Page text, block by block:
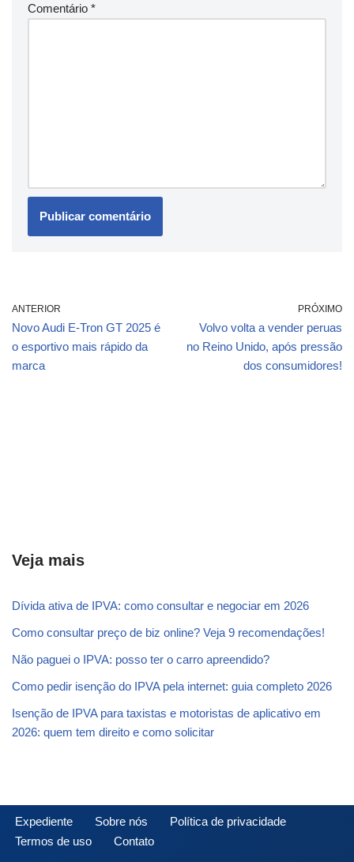
Comentário *
ANTERIOR
Novo Audi E-Tron GT 2025 é
o esportivo mais rápido da
marca
PRÓXIMO
Volvo volta a vender peruas
no Reino Unido, após pressão
dos consumidores!
Veja mais
Dívida ativa de IPVA: como consultar e negociar em 2026
Como consultar preço de biz online? Veja 9 recomendações!
Não paguei o IPVA: posso ter o carro apreendido?
Como pedir isenção do IPVA pela internet: guia completo 2026
Isenção de IPVA para taxistas e motoristas de aplicativo em
2026: quem tem direito e como solicitar
Expediente Sobre nós
Política de privacidade
Termos de uso
Contato